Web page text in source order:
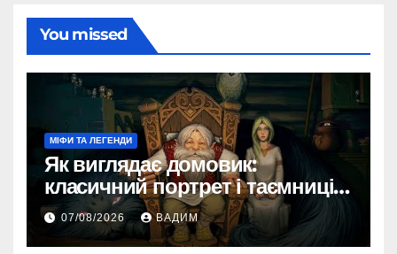
You missed
МІФИ ТА ЛЕГЕНДИ
Як виглядає домовик:
класичний портрет і таємниці
зовнішності
07/08/2026 ВАДИМ